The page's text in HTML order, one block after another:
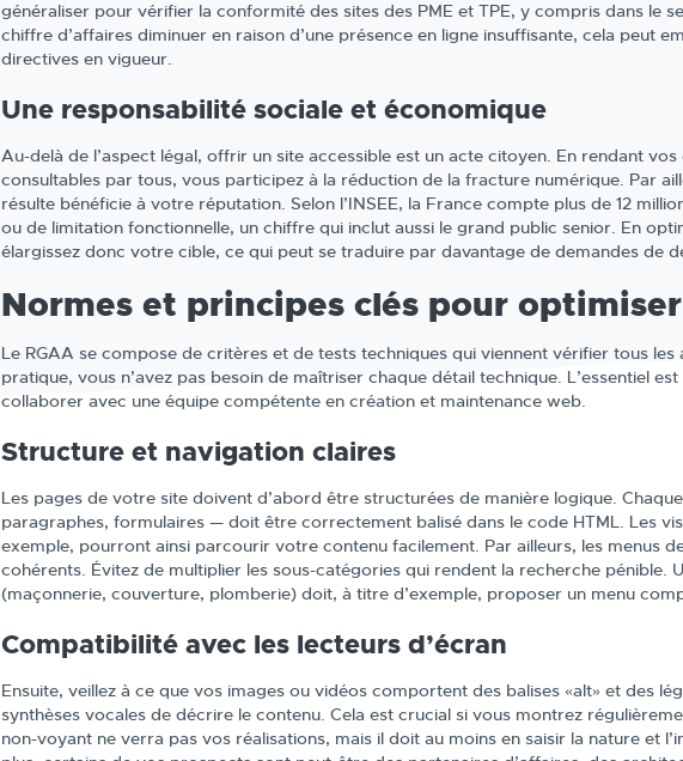
généraliser pour vérifier la conformité des sites des PME et TPE, y compris dans le
chiffre d’affaires diminuer en raison d’une présence en ligne insuffisante, cela peut
directives en vigueur.
Une responsabilité sociale et économique
Au-delà de l’aspect légal, offrir un site accessible est un acte citoyen. En rendant
consultables par tous, vous participez à la réduction de la fracture numérique. Par
résulte bénéficie à votre réputation. Selon l’INSEE, la France compte plus de 12
ou de limitation fonctionnelle, un chiffre qui inclut aussi le grand public senior. En
élargissez donc votre cible, ce qui peut se traduire par davantage de demandes de
Normes et principes clés pour
Le RGAA se compose de critères et de tests techniques qui viennent vérifier tous les
pratique, vous n’avez pas besoin de maîtriser chaque détail technique. L’essentiel
collaborer avec une équipe compétente en création et maintenance web.
Structure et navigation claires
Les pages de votre site doivent d’abord être structurées de manière logique.
paragraphes, formulaires — doit être correctement balisé dans le code HTML. Les
exemple, pourront ainsi parcourir votre contenu facilement. Par ailleurs, les menus
cohérents. Évitez de multiplier les sous-catégories qui rendent la recherche pénible.
(maçonnerie, couverture, plomberie) doit, à titre d’exemple, proposer un menu
Compatibilité avec les lecteurs d’écran
Ensuite, veillez à ce que vos images ou vidéos comportent des balises «alt» et des
synthèses vocales de décrire le contenu. Cela est crucial si vous montrez
non-voyant ne verra pas vos réalisations, mais il doit au moins en saisir la nature et